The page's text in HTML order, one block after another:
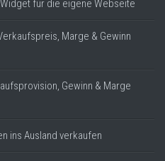
für die eigene Webseite
Marge & Gewinn
Gewinn & Marge
ins Ausland verkaufen